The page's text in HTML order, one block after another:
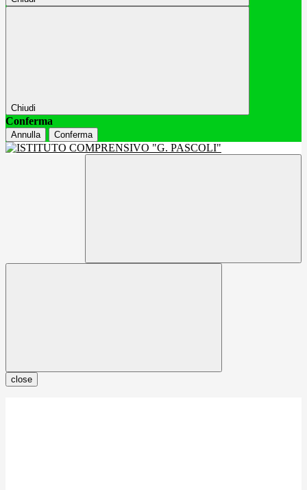
Chiudi
Conferma
Annulla Conferma
close